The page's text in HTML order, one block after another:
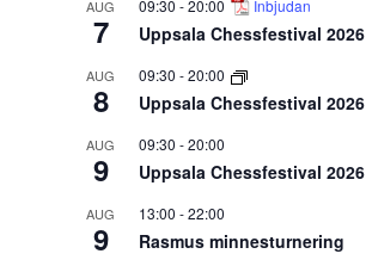
AUG
7
09:30 -20:00 Inbjudan
Uppsala Chessfestival 2026
AUG
8
09:30 -20:00
Uppsala Chessfestival 2026
AUG
9
09:30 -20:00
Uppsala Chessfestival 2026
AUG
9
13:00 -22:00
Rasmus minnesturnering